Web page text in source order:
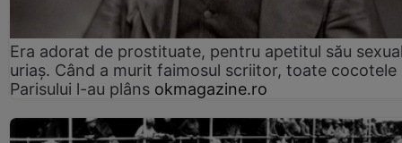
Era adorat de prostituate, pentru apetitul său
uriaș. Când a murit faimosul scriitor, toate cocotele
Parisului l-au plâns okmagazine.ro